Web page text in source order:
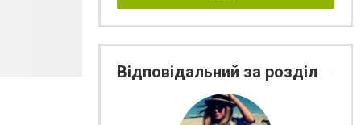
Відповідальний за розділ